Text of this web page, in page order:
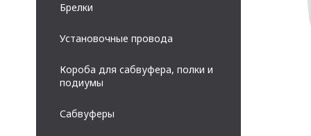
Брелки
Установочные провода
Короба для сабвуфера, полки и
подиумы
Сабвуферы